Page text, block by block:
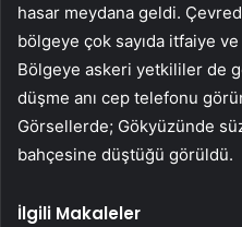
hasar meydana geldi.
bölgeye çok sayıda itfaiye
Bölgeye askeri yetkililer de
düşme anı cep telefonu
Görsellerde; Gökyüzünde
bahçesine düştüğü görüldü.
İlgili Makaleler